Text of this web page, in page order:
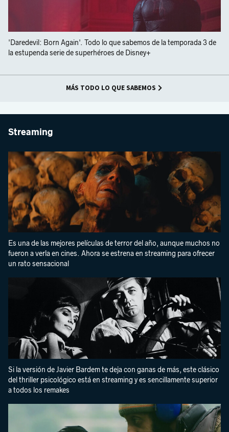
'Daredevil: Born Again'. Todo lo que sabemos de la temporada 3 de
la estupenda serie de superhéroes de Disney+
MÁS TODO LO QUE SABEMOS
Streaming
Es una de las mejores películas de terror del año, aunque muchos no
fueron a verla en cines. Ahora se estrena en streaming para ofrecer
un rato sensacional
Si la versión de Javier Bardem te deja con ganas de más, este clásico
del thriller psicológico está en streaming y es sencillamente superior
a todos los remakes